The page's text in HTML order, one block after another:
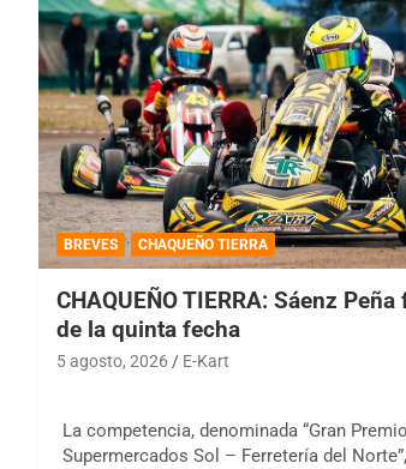
BREVES CHAQUEÑO TIERRA
CHAQUEÑO TIERRA: Sáenz
de la quinta fecha
5 agosto, 2026 E-Kart
La competencia, denominada “Gran Premio
Supermercados Sol – Ferretería del